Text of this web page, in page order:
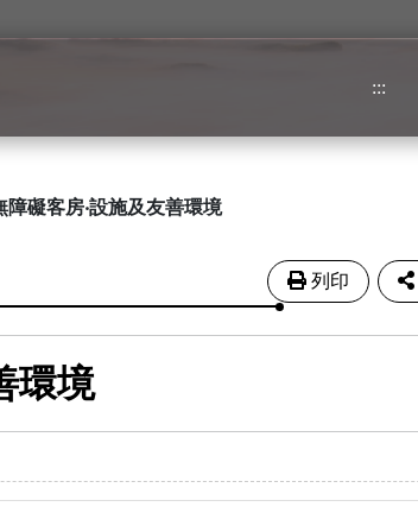
:::
障礙客房‧設施及友善環境
列印
環境